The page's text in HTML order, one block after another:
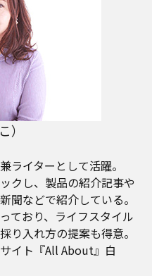
）
ライターとして活躍。
クし、製品の紹介記事や
聞などで紹介している。
ており、ライフスタイル
り入れ方の提案も得意。
イト『All About』白